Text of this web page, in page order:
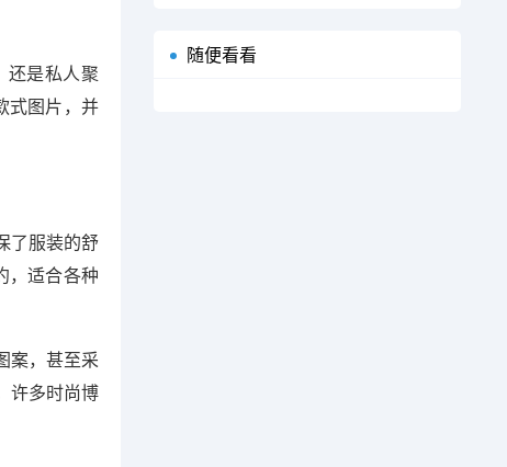
随便看看
还是私人聚
式图片，并
了服装的舒
，适合各种
案，甚至采
许多时尚博